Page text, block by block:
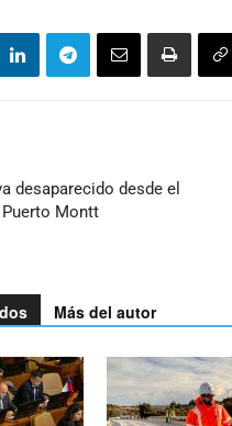
desaparecido desde el
Montt
Más del autor